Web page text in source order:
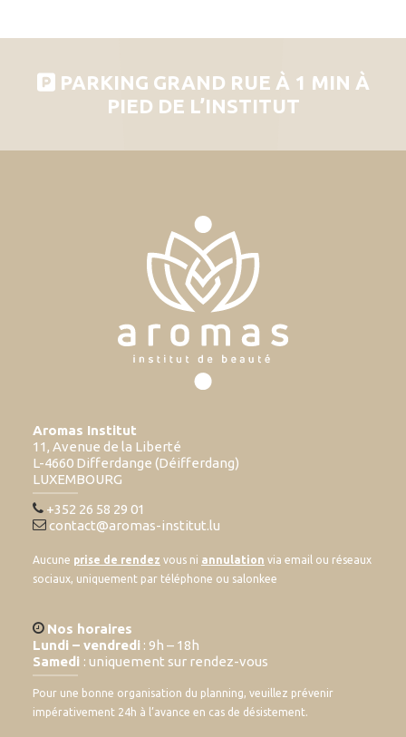
PARKING GRAND RUE À 1 MIN À
PIED DE L’INSTITUT
Aromas Institut
11, Avenue de la Liberté
L-4660 Differdange (Déifferdang)
LUXEMBOURG
+352 26 58 29 01
contact@aromas-institut.lu
Aucune prise de rendez vous ni annulation via email ou réseaux
sociaux, uniquement par téléphone ou salonkee
Nos horaires
Lundi – vendredi : 9h – 18h
Samedi : uniquement sur rendez-vous
Pour une bonne organisation du planning, veuillez prévenir
impérativement 24h à l’avance en cas de désistement.